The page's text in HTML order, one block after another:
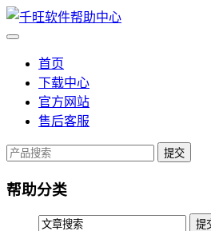
首页
下载中心
官方网站
售后客服
提交
帮助分类